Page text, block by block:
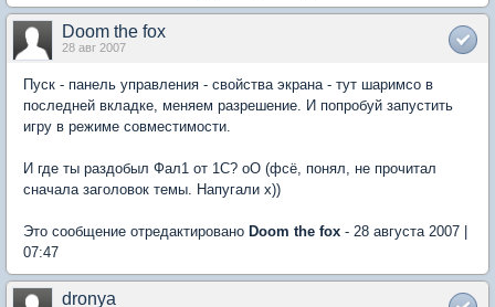
Doom the fox
28 авг 2007
Пуск - панель управления - свойства экрана - тут шаримсо в
последней вкладке, меняем разрешение. И попробуй запустить
игру в режиме совместимости.
И где ты раздобыл Фал1 от 1С? оО (фсё, понял, не прочитал
сначала заголовок темы. Напугали х))
Это сообщение отредактировано Doom the fox - 28 августа 2007 |
07:47
dronya